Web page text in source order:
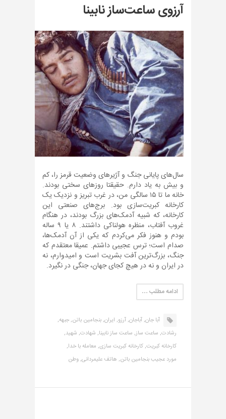
آرزوی ساعت‌ساز نابینا
سال‌های پایانی جنگ و آژیرهای وضعیت قرمز را، کم
و بیش به یاد دارم. حقیقتا روزهای سختی بودند.
خانه ما تا ۱۵ سالگی من، در غرب تبریز و نزدیک یک
کارخانه کبریت‌سازی بود. برج‌های صنعتی این
کارخانه، که شبیه آدمک‌های بزرگ بودند، در هنگام
غروب آفتاب، منظره هولناکی داشتند. ۸ یا ۹ ساله
بودم و هنوز فکر می‌کردم که یکی از آن آدمک‌ها،
صدام است؛ ترس عجیبی داشتم. عمیقا معتقدم که
جنگ، بزرگ‌ترین آفت بشریت است و امیدوارم، نه
در ایران و نه در هیچ کجای جهان، جنگی در نگیرد.
ادامه مطلب …
آبا جان,آباجان,آرزو, ایران,بنجامین باتن,جبهه,
رشادت, ساعت ساز, ساعت ساز نابینا, شهادت, شهید,
کارخانه کبریت,کارخانه کبریت سازی, معامله با خدا,
مورد عجیب بنجامین باتن, هاتف علیمردانی,وطن